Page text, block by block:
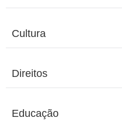
Cultura
Direitos
Educação